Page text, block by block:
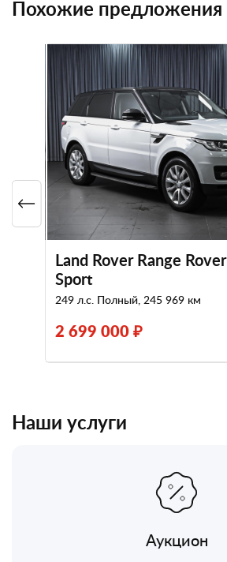
Похожие предложения
Land Rover Range Rover
Sport
249 л.с. Полный, 245 969 км
2 699 000 ₽
Наши услуги
Аукцион